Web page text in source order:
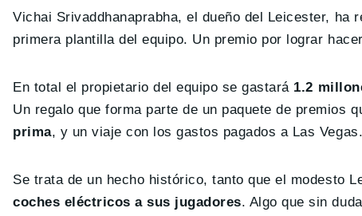
Vichai Srivaddhanaprabha, el dueño del Leicester, ha
primera plantilla del equipo. Un premio por lograr
En total el propietario del equipo se gastará 1.2
Un regalo que forma parte de un paquete de premios
prima, y un viaje con los gastos pagados a Las Vegas.
Se trata de un hecho histórico, tanto que el modesto
coches eléctricos a sus jugadores. Algo que sin